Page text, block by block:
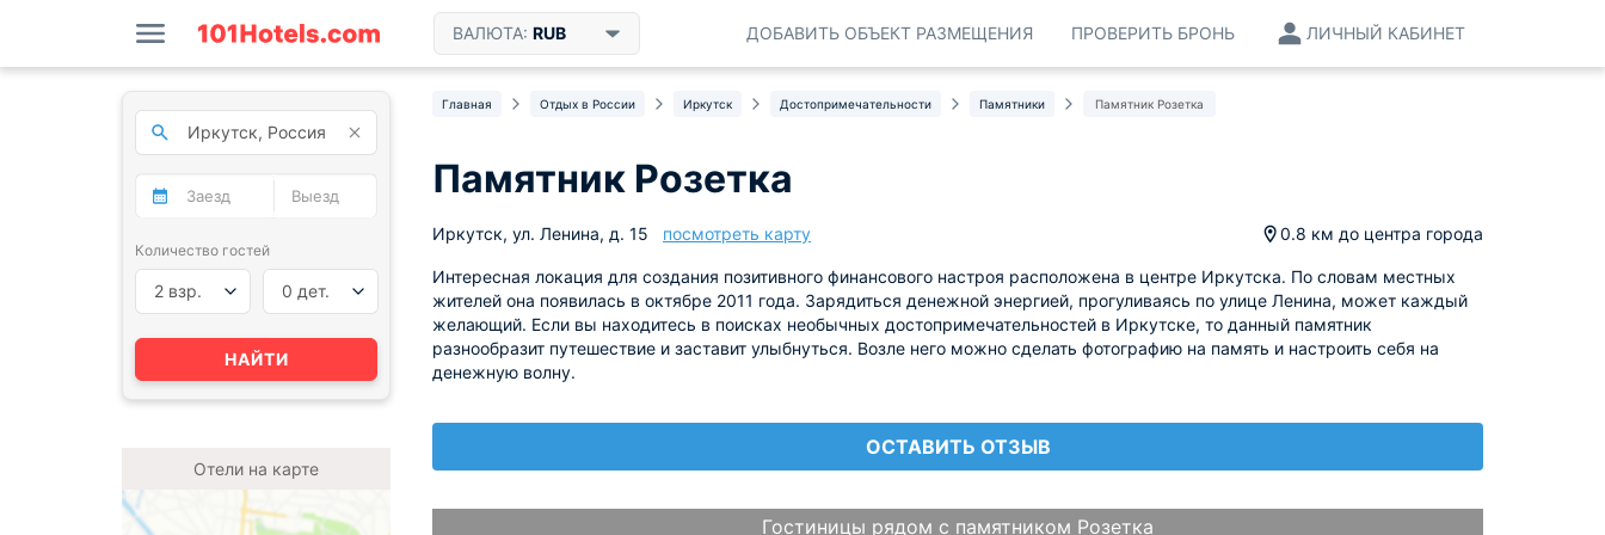
ВАЛЮТА: RUB ЛИЧНЫЙ КАБИНЕТ
ПРОВЕРИТЬ БРОНЬ
ДОБАВИТЬ ОБЪЕКТ РАЗМЕЩЕНИЯ
Главная Отдых в России Иркутск Достопримечательности Памятники Памятник Розетка
Памятник Розетка
Иркутск, ул. Ленина, д. 15 посмотреть карту 0.8 км до центра города
Интересная локация для создания позитивного финансового настроя расположена в центре Иркутска. По словам местных
жителей она появилась в октябре 2011 года. Зарядиться денежной энергией, прогуливаясь по улице Ленина, может каждый
желающий. Если вы находитесь в поисках необычных достопримечательностей в Иркутске, то данный памятник
разнообразит путешествие и заставит улыбнуться. Возле него можно сделать фотографию на память и настроить себя на
денежную волну.
ОСТАВИТЬ ОТЗЫВ
Гостиницы рядом с памятником Розетка
Количество гостей
2 взр. 0 дет.
НАЙТИ
Отели на карте